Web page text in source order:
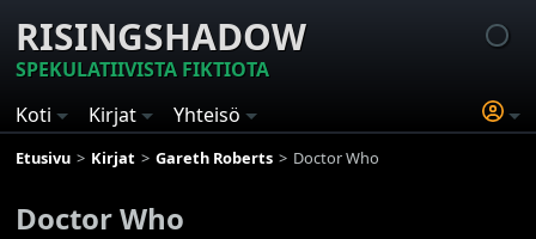
RISINGSHADOW
SPEKULATIIVISTA FIKTIOTA
Koti
Kirjat Yhteisö
Etusivu Kirjat Gareth Roberts Doctor Who
Doctor Who